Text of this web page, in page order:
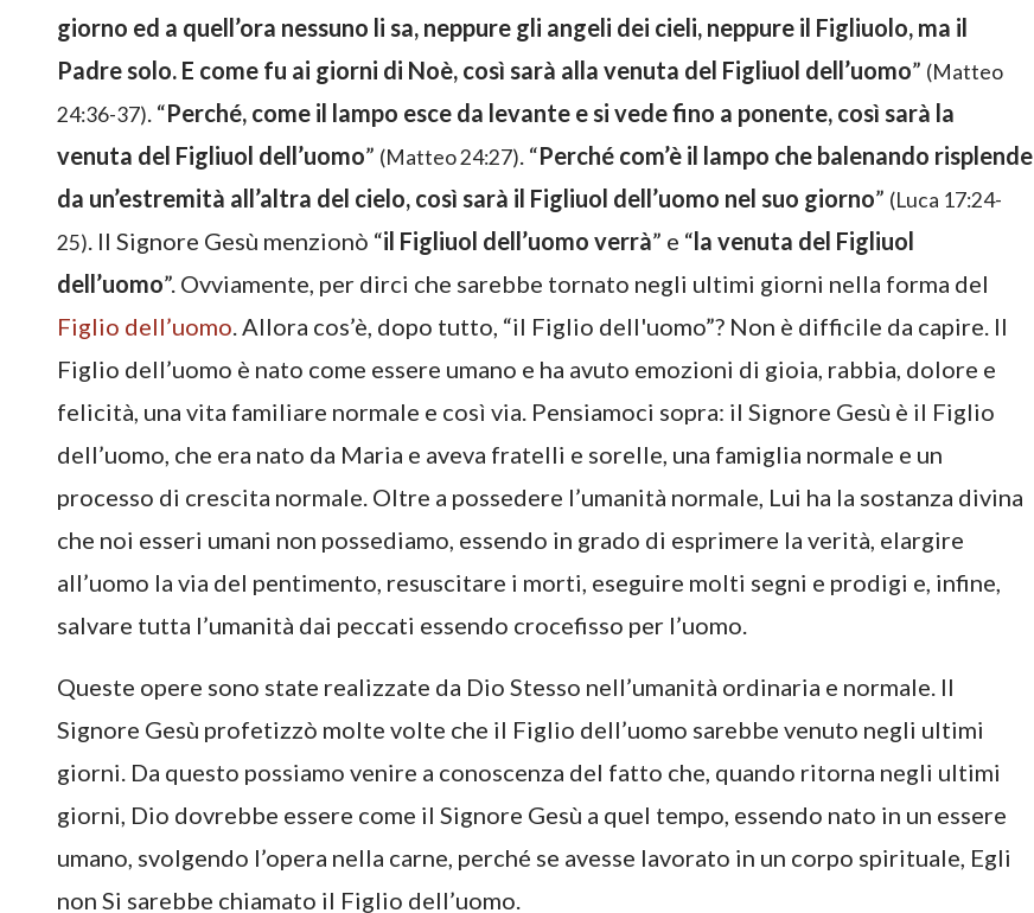
giorno ed a quell’ora nessuno li sa, neppure gli angeli dei cieli, neppure il Figliuolo, ma il
Padre solo. E come fu ai giorni di Noè, così sarà alla venuta del Figliuol dell’uomo” (Matteo
24:36-37). “Perché, come il lampo esce da levante e si vede fino a ponente, così sarà la
venuta del Figliuol dell’uomo” (Matteo 24:27). “Perché com’è il lampo che balenando risplende
da un’estremità all’altra del cielo, così sarà il Figliuol dell’uomo nel suo giorno” (Luca 17:24-
25). Il Signore Gesù menzionò “il Figliuol dell’uomo verrà” e “la venuta del Figliuol
dell’uomo”. Ovviamente, per dirci che sarebbe tornato negli ultimi giorni nella forma del
Figlio dell’uomo. Allora cos’è, dopo tutto, “il Figlio dell'uomo”? Non è difficile da capire. Il
Figlio dell’uomo è nato come essere umano e ha avuto emozioni di gioia, rabbia, dolore e
felicità, una vita familiare normale e così via. Pensiamoci sopra: il Signore Gesù è il Figlio
dell’uomo, che era nato da Maria e aveva fratelli e sorelle, una famiglia normale e un
processo di crescita normale. Oltre a possedere l’umanità normale, Lui ha la sostanza divina
che noi esseri umani non possediamo, essendo in grado di esprimere la verità, elargire
all’uomo la via del pentimento, resuscitare i morti, eseguire molti segni e prodigi e, infine,
salvare tutta l’umanità dai peccati essendo crocefisso per l’uomo.
Queste opere sono state realizzate da Dio Stesso nell’umanità ordinaria e normale. Il
Signore Gesù profetizzò molte volte che il Figlio dell’uomo sarebbe venuto negli ultimi
giorni. Da questo possiamo venire a conoscenza del fatto che, quando ritorna negli ultimi
giorni, Dio dovrebbe essere come il Signore Gesù a quel tempo, essendo nato in un essere
umano, svolgendo l’opera nella carne, perché se avesse lavorato in un corpo spirituale, Egli
non Si sarebbe chiamato il Figlio dell’uomo.